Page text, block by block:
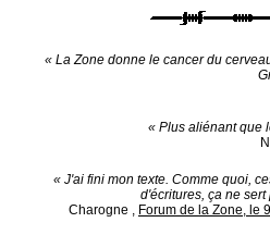
« La Zone donne le cancer du
« Plus aliénant que
« J'ai fini mon texte. Comme quoi,
d'écritures, ça ne sert
Charogne , Forum de la Zone, le